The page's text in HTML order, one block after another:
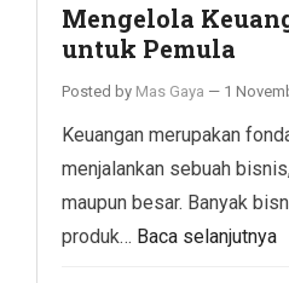
Mengelola
untuk Pemula
Posted by Mas Gaya — 1
Keuangan merupakan
menjalankan sebuah
maupun besar. Banyak
produk… Baca selanjutnya